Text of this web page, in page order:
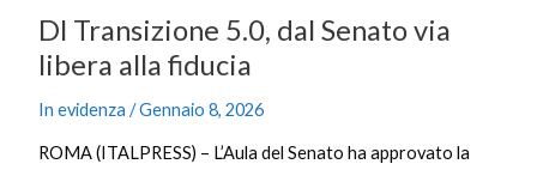
Dl Transizione 5.0, dal Senato via
libera alla fiducia
In evidenza /Gennaio 8, 2026
ROMA (ITALPRESS) – L’Aula del Senato ha approvato la